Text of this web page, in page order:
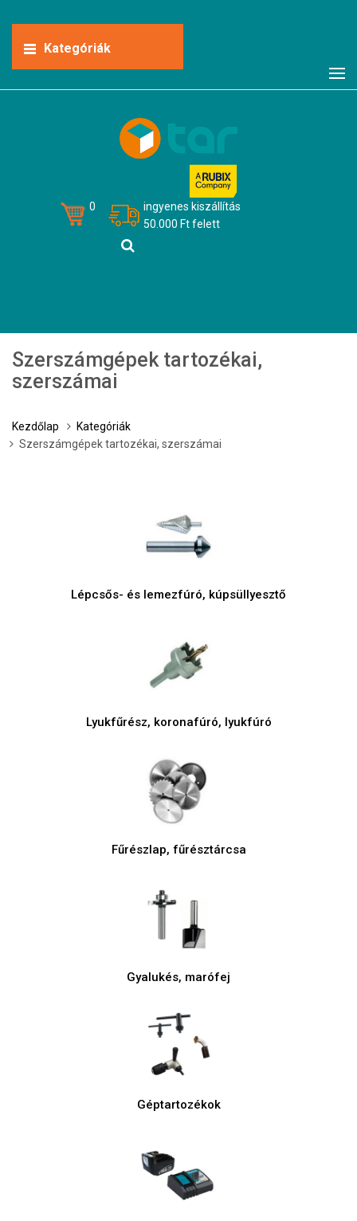
Kategóriák
0
ingyenes kiszállítás
50.000 Ft felett
Szerszámgépek tartozékai,
szerszámai
Kezdőlap
Kategóriák
Szerszámgépek tartozékai, szerszámai
Lépcsős- és lemezfúró, kúpsüllyesztő
Lyukfűrész, koronafúró, lyukfúró
Fűrészlap, fűrésztárcsa
Gyalukés, marófej
Géptartozékok